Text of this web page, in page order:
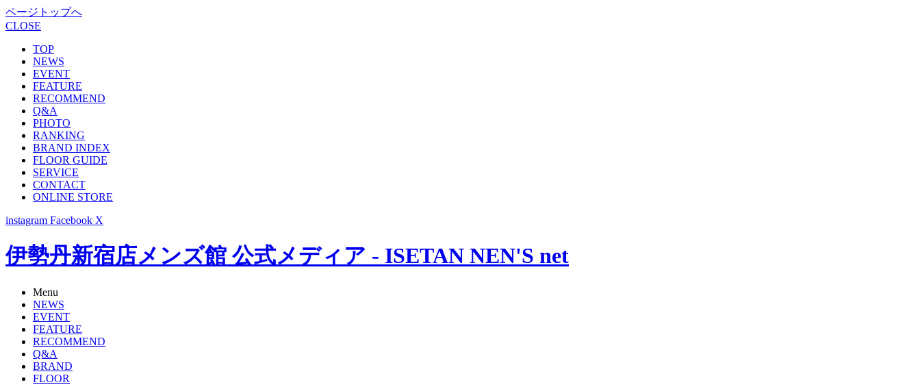
ページトップへ
CLOSE
TOP
NEWS
EVENT
FEATURE
RECOMMEND
Q&A
PHOTO
RANKING
BRAND INDEX
FLOOR GUIDE
SERVICE
CONTACT
ONLINE STORE
instagram Facebook X
伊勢丹新宿店メンズ館 公式メディア - ISETAN NEN'S net
Menu
NEWS
EVENT
FEATURE
RECOMMEND
Q&A
BRAND
FLOOR